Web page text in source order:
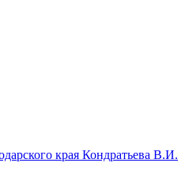
края Кондратьева В.И.